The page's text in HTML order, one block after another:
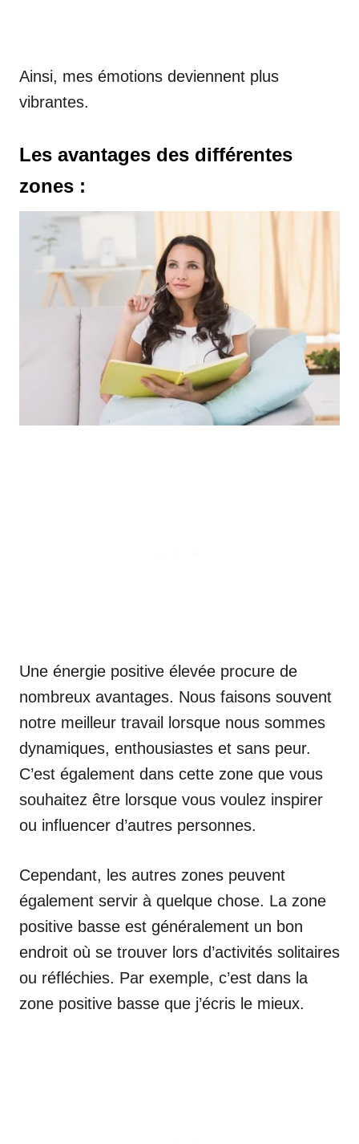
Ainsi, mes émotions deviennent plus
vibrantes.
Les avantages des différentes
zones :
Une énergie positive élevée procure de
nombreux avantages. Nous faisons souvent
notre meilleur travail lorsque nous sommes
dynamiques, enthousiastes et sans peur.
C’est également dans cette zone que vous
souhaitez être lorsque vous voulez inspirer
ou influencer d’autres personnes.
Cependant, les autres zones peuvent
également servir à quelque chose. La zone
positive basse est généralement un bon
endroit où se trouver lors d’activités solitaires
ou réfléchies. Par exemple, c’est dans la
zone positive basse que j’écris le mieux.